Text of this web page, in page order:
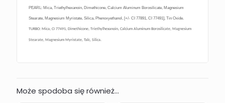
PEARL: Mica, Triethylhexanoin, Dimethicone, Calcium Aluminum Borosilicate, Magnesium
Stearate, Magnesium Myristate, Silica, Phenoxyethanol, [+/- CI 77891, CI 77491], Tin Oxide.
TURBO: Mica, CI 77491, Dimethicone, Triethylhexanoin, Calcium Aluminum Borosilicate, Magnesium
Stearate, Magnesium Myristate, Talc, Silica.
Może spodoba się również…